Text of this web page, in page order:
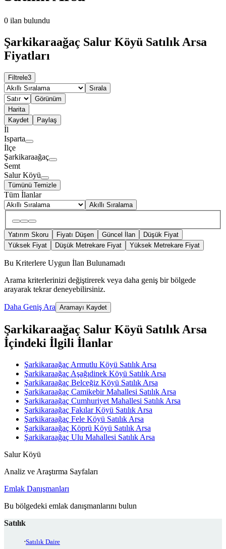
0 ilan bulundu
Şarkikaraağaç Salur Köyü Satılık Arsa
Fiyatları
Filtrele3
Sırala
Görünüm
Harita
Kaydet
Paylaş
İl
Isparta
İlçe
Şarkikaraağaç
Semt
Salur Köyü
Tümünü Temizle
Tüm İlanlar
Akıllı Sıralama
Yatırım Skoru Fiyatı Düşen Güncel İlan
Düşük Fiyat
Yüksek Fiyat
Düşük Metrekare Fiyat Yüksek Metrekare Fiyat
Bu Kriterlere Uygun İlan Bulunamadı
Arama kriterlerinizi değiştirerek veya daha geniş bir bölgede
arayarak tekrar deneyebilirsiniz.
Daha Geniş Ara Aramayı Kaydet
Şarkikaraağaç Salur Köyü Satılık Arsa
İçindeki İlgili İlanlar
Şarkikaraağaç Armutlu Köyü Satılık Arsa
Şarkikaraağaç Aşağıdinek Köyü Satılık Arsa
Şarkikaraağaç Belceğiz Köyü Satılık Arsa
Şarkikaraağaç Camikebir Mahallesi Satılık Arsa
Şarkikaraağaç Cumhuriyet Mahallesi Satılık Arsa
Şarkikaraağaç Fakılar Köyü Satılık Arsa
Şarkikaraağaç Fele Köyü Satılık Arsa
Şarkikaraağaç Köprü Köyü Satılık Arsa
Şarkikaraağaç Ulu Mahallesi Satılık Arsa
Salur Köyü
Analiz ve Araştırma Sayfaları
Emlak Danışmanları
Bu bölgedeki emlak danışmanlarını bulun
Satılık
Satılık Daire